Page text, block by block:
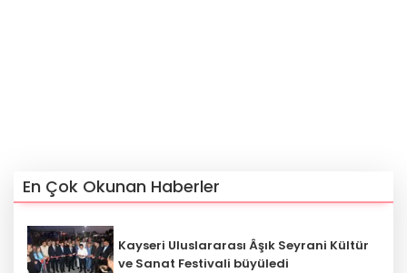
En Çok Okunan Haberler
Kayseri Uluslararası Âşık Seyrani Kültür
ve Sanat Festivali büyüledi